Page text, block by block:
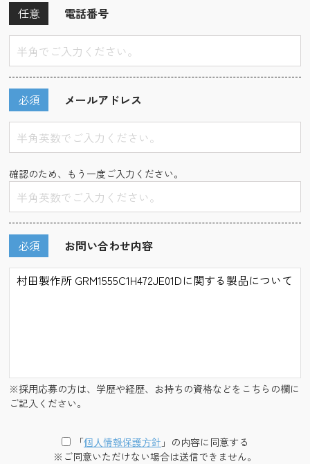
電話番号
任意
メールアドレス
必須
確認のため、もう一度ご入力ください。
お問い合わせ内容
必須
※採用応募の方は、学歴や経歴、お持ちの資格などをこちらの欄に
ご記入ください。
「個⼈情報保護⽅針 」の内容に同意する
※ご同意いただけない場合は送信できません。